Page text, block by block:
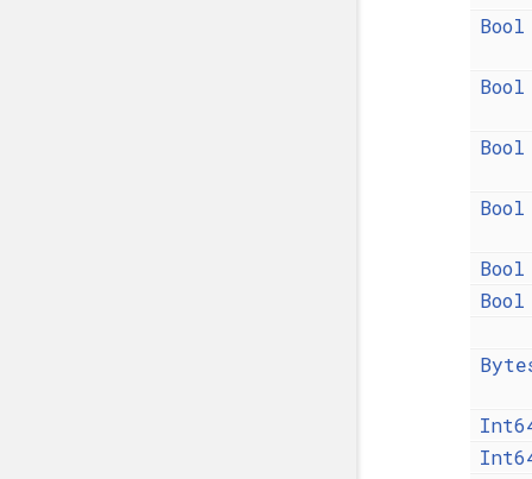
Bool
Bool
Bool
Bool
Bool
Bool